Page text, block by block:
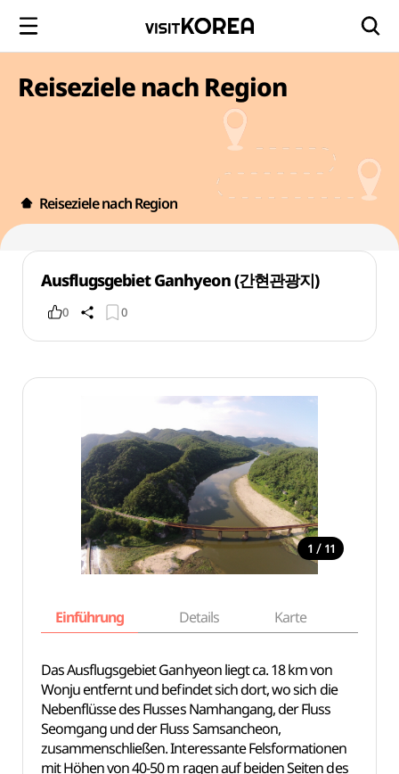
Reiseziele nach Region
Reiseziele nach Region
Ausflugsgebiet Ganhyeon (간현관광지)
0 0
1 / 11
Einführung Details Karte
Das Ausflugsgebiet Ganhyeon liegt ca. 18 km von
Wonju entfernt und befindet sich dort, wo sich die
Nebenflüsse des Flusses Namhangang, der Fluss
Seomgang und der Fluss Samsancheon,
zusammenschließen. Interessante Felsformationen
mit Höhen von 40-50 m ragen auf beiden Seiten des